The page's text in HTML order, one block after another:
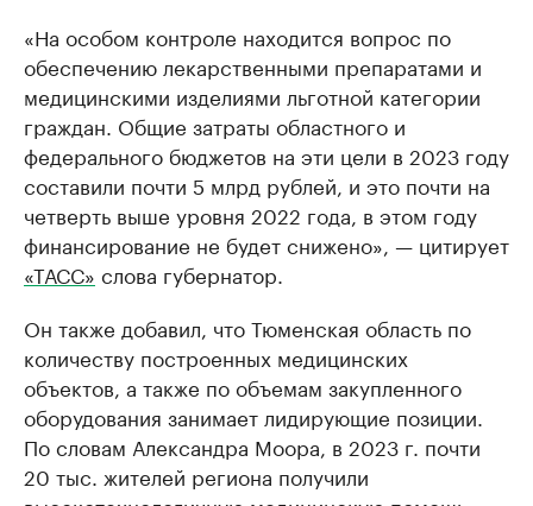
«На особом контроле находится вопрос по
обеспечению лекарственными препаратами и
медицинскими изделиями льготной категории
граждан. Общие затраты областного и
федерального бюджетов на эти цели в 2023 году
составили почти 5 млрд рублей, и это почти на
четверть выше уровня 2022 года, в этом году
финансирование не будет снижено», — цитирует
«ТАСС» слова губернатор.
Он также добавил, что Тюменская область по
количеству построенных медицинских
объектов, а также по объемам закупленного
оборудования занимает лидирующие позиции.
По словам Александра Моора, в 2023 г. почти
20 тыс. жителей региона получили